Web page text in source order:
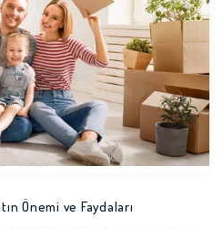
Önemi ve Faydaları